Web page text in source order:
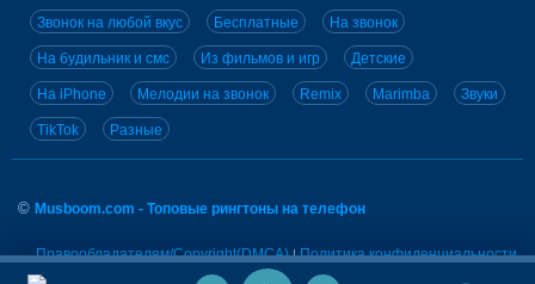
Звонок на любой вкус Бесплатные На звонок
На будильник и смс Из фильмов и игр Детские
На iPhone Мелодии на звонок Remix Marimba Звуки
TikTok Разные
© Musboom.com - Топовые рингтоны на телефон
Правообладателям/Copyright(DMCA)|Политика конфиденциальности
E-mail: